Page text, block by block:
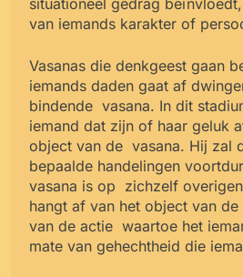
van iemands karakter of
Vasanas die denkgeest gaan
iemands daden gaat af
bindende vasana. In dit
iemand dat zijn of haar geluk
object van de vasana. Hij zal
bepaalde handelingen
vasana is op zichzelf
hangt af van het object van de
van de actie waartoe het
mate van gehechtheid die